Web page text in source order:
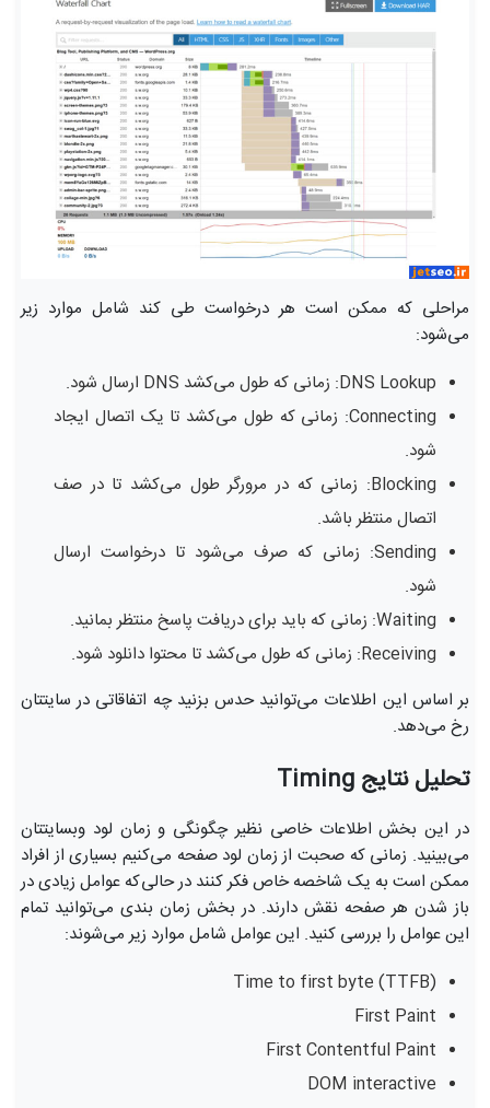
مراحلی که ممکن است هر درخواست طی کند شامل موارد زیر
می‌شود:
DNS Lookup: زمانی که طول می‌کشد DNS ارسال شود.
Connecting: زمانی که طول می‌کشد تا یک اتصال ایجاد
شود.
Blocking: زمانی که در مرورگر طول می‌کشد تا در صف
اتصال منتظر باشد.
Sending: زمانی که صرف می‌شود تا درخواست ارسال
شود.
Waiting: زمانی که باید برای دریافت پاسخ منتظر بمانید.
Receiving: زمانی که طول می‌کشد تا محتوا دانلود شود.
بر اساس این اطلاعات می‌توانید حدس بزنید چه اتفاقاتی در سایتتان
رخ می‌دهد.
تحلیل نتایج Timing
در این بخش اطلاعات خاصی نظیر چگونگی و زمان لود وبسایتتان
می‌بینید. زمانی که صحبت از زمان لود صفحه می‌کنیم بسیاری از افراد
ممکن است به یک شاخصه خاص فکر کنند در حالی‌که عوامل زیادی در
باز شدن هر صفحه نقش دارند. در بخش زمان بندی می‌توانید تمام
این عوامل را بررسی کنید. این عوامل شامل موارد زیر می‌شوند:
Time to first byte (TTFB)
First Paint
First Contentful Paint
DOM interactive